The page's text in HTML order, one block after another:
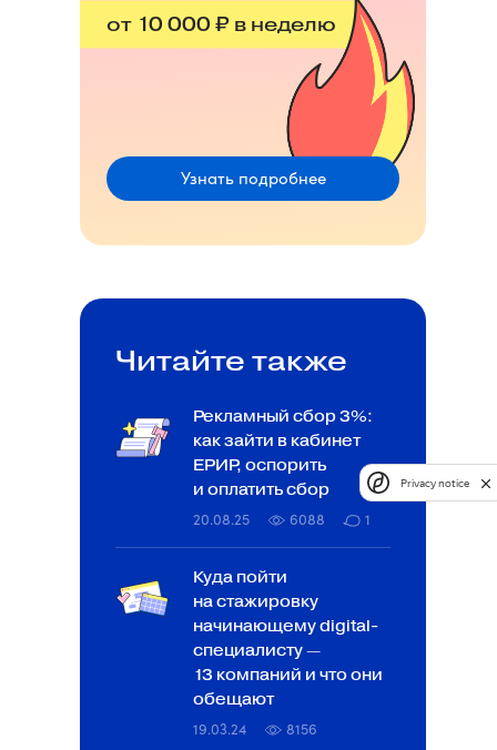
от 10 000 ₽ в неделю
Узнать подробнее
Читайте также
Рекламный сбор 3%:
как зайти в кабинет
ЕРИР, оспорить
и оплатить сбор
20.08.25 6088 1
Куда пойти
на стажировку
начинающему digital-
специалисту —
13 компаний и что они
обещают
19.03.24 8156
Privacy notice